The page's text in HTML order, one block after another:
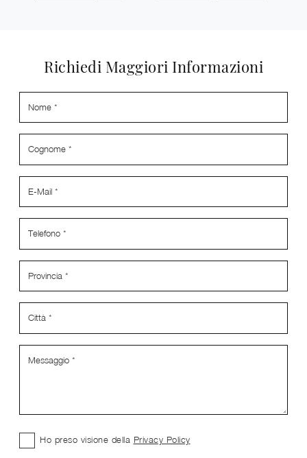
Richiedi Maggiori Informazioni
Ho preso visione della Privacy Policy